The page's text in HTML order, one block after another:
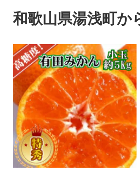
和歌山県湯浅町か